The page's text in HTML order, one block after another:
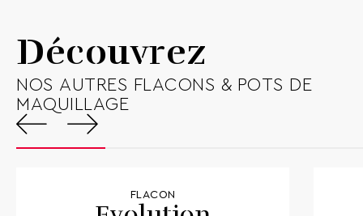
Télécharger la fiche technique
Découvrez
NOS AUTRES FLACONS & POTS DE
MAQUILLAGE
FLACON